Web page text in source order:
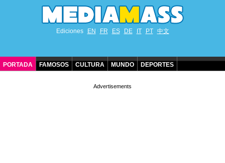
Ediciones EN FR ES DE IT PT 中文
PORTADA FAMOSOS CULTURA MUNDO DEPORTES